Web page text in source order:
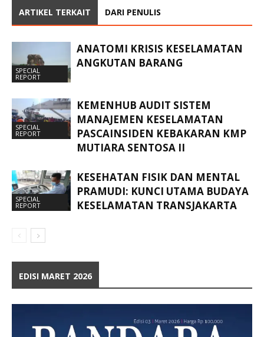
ARTIKEL TERKAIT DARI PENULIS
SPECIAL
REPORT
ANATOMI KRISIS KESELAMATAN
ANGKUTAN BARANG
SPECIAL
REPORT
KEMENHUB AUDIT SISTEM
MANAJEMEN KESELAMATAN
PASCAINSIDEN KEBAKARAN KMP
MUTIARA SENTOSA II
SPECIAL
REPORT
KESEHATAN FISIK DAN MENTAL
PRAMUDI: KUNCI UTAMA BUDAYA
KESELAMATAN TRANSJAKARTA
EDISI MARET 2026